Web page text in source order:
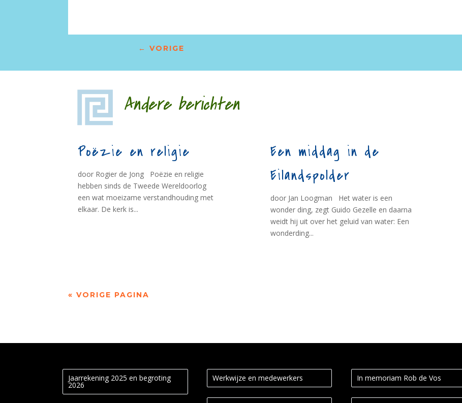
← VORIGE
Andere berichten
Poëzie en religie
door Rogier de Jong Poëzie en religie
hebben sinds de Tweede Wereldoorlog
een wat moeizame verstandhouding met
elkaar. De kerk is...
Een middag in de
Eilandspolder
door Jan Loogman Het water is een
wonder ding, zegt Guido Gezelle en daarna
weidt hij uit over het geluid van water: Een
wonderding...
« VORIGE PAGINA
Jaarrekening 2025 en begroting
2026
Werkwijze en medewerkers In memoriam Rob de Vos